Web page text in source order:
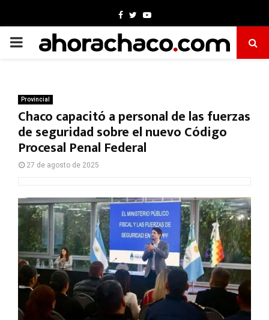
Facebook
TwitterYoutube
PRIMARY
Provincial
Chaco capacitó a personal de las fuerzas
de seguridad sobre el nuevo Código
Procesal Penal Federal
27 de agosto de 2025